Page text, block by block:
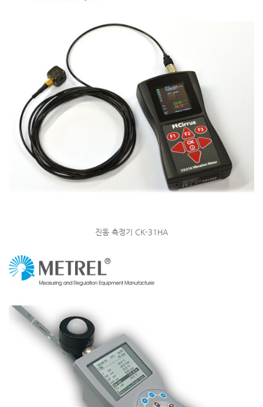
진동 측정기 CK-31HA